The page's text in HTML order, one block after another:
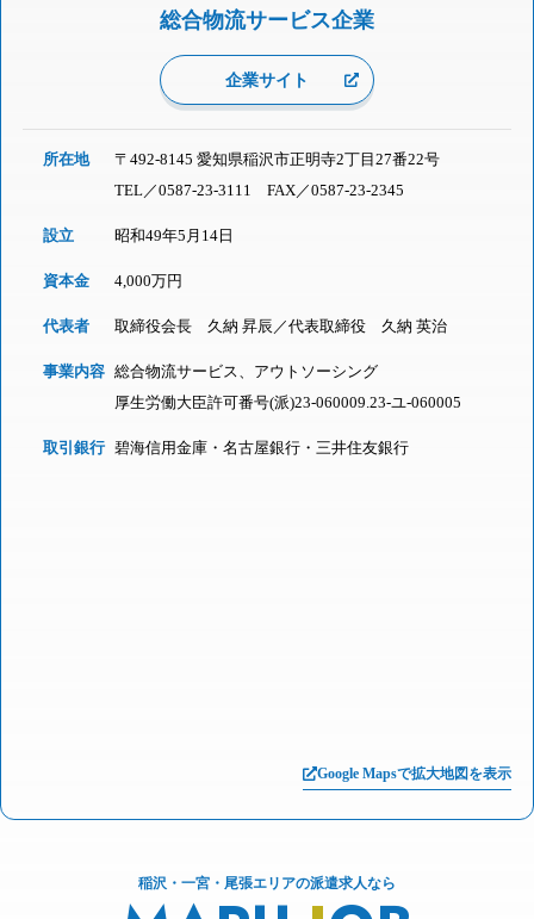
総合物流サービス企業
企業サイト
所在地
〒492-8145 愛知県稲沢市正明寺2丁目27番22号
TEL／0587-23-3111 FAX／0587-23-2345
設立 昭和49年5月14日
資本金 4,000万円
代表者 取締役会長 久納 昇辰／代表取締役 久納 英治
事業内容 総合物流サービス、アウトソーシング
厚生労働大臣許可番号(派)23-060009.23-ユ-060005
取引銀行 碧海信用金庫・名古屋銀行・三井住友銀行
Google Mapsで拡大地図を表示
稲沢・一宮・尾張エリアの派遣求人なら